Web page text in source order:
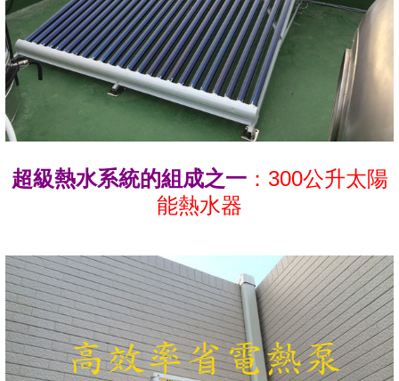
超級熱水系統的組成之一：300公升太陽
能熱水器